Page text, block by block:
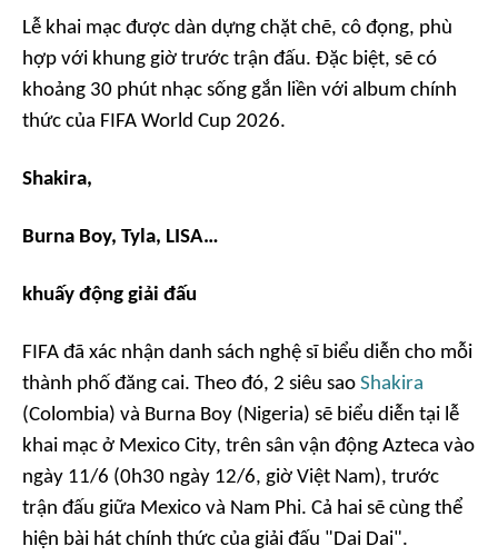
Lễ khai mạc được dàn dựng chặt chẽ, cô đọng, phù
hợp với khung giờ trước trận đấu. Đặc biệt, sẽ có
khoảng 30 phút nhạc sống gắn liền với album chính
thức của FIFA World Cup 2026.
Shakira,
Burna Boy, Tyla, LISA…
khuấy động giải đấu
FIFA đã xác nhận danh sách nghệ sĩ biểu diễn cho mỗi
thành phố đăng cai. Theo đó, 2 siêu sao Shakira
(Colombia) và Burna Boy (Nigeria) sẽ biểu diễn tại lễ
khai mạc ở Mexico City, trên sân vận động Azteca vào
ngày 11/6 (0h30 ngày 12/6, giờ Việt Nam), trước
trận đấu giữa Mexico và Nam Phi. Cả hai sẽ cùng thể
hiện bài hát chính thức của giải đấu "Dai Dai".